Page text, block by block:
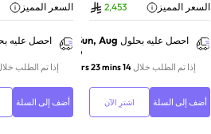
تتبع الأشعة | أبيض |
CFI-2116B01Y
السعر المميز 2,453
احصل عليه بحلول Sun, Aug
9
إذا تم الطلب خلال14 hrs 23 mins
أضف إلى السلة اشترِ الآن
السعر المميز
احصل عليه
إذا تم الطلب
أضف إلى السلة